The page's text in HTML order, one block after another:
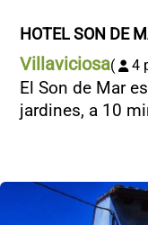
HOTEL SON DE
Villaviciosa( 4
El Son de Mar
jardines, a 10